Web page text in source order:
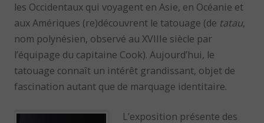
les Occidentaux qui voyagent en Asie, en Océanie et
aux Amériques (re)découvrent le tatouage (de tatau,
nom polynésien, observé au XVIIIe siècle par
l’équipage du capitaine Cook). Aujourd’hui, le
tatouage connaît un intérêt grandissant, objet de
fascination autant que de marquage identitaire.
L’exposition présente des